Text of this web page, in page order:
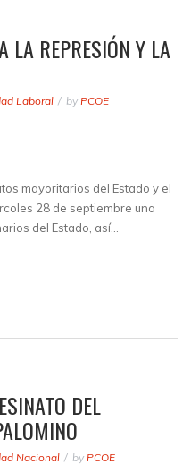
LA REPRESIÓN Y LA
Laboral by PCOE
mayoritarios del Estado y el
28 de septiembre una
del Estado, así…
DEL
Nacional by PCOE